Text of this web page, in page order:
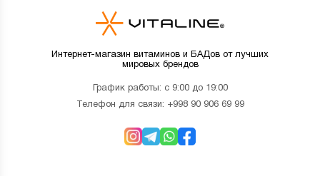
Интернет-магазин витаминов и БАДов от лучших
мировых брендов
График работы: с 9:00 до 19:00
Телефон для связи: +998 90 906 69 99